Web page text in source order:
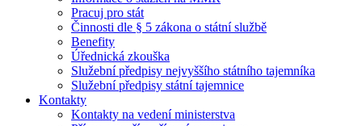
Pracuj pro stát
Činnosti dle § 5 zákona o státní službě
Benefity
Úřednická zkouška
Služební předpisy nejvyššího státního tajemníka
Služební předpisy státní tajemnice
Kontakty
Kontakty na vedení ministerstva